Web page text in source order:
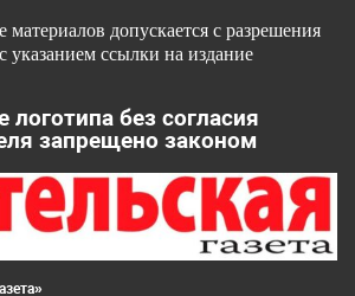
допускается с разрешения
указанием ссылки на издание
логотипа без согласия
запрещено законом